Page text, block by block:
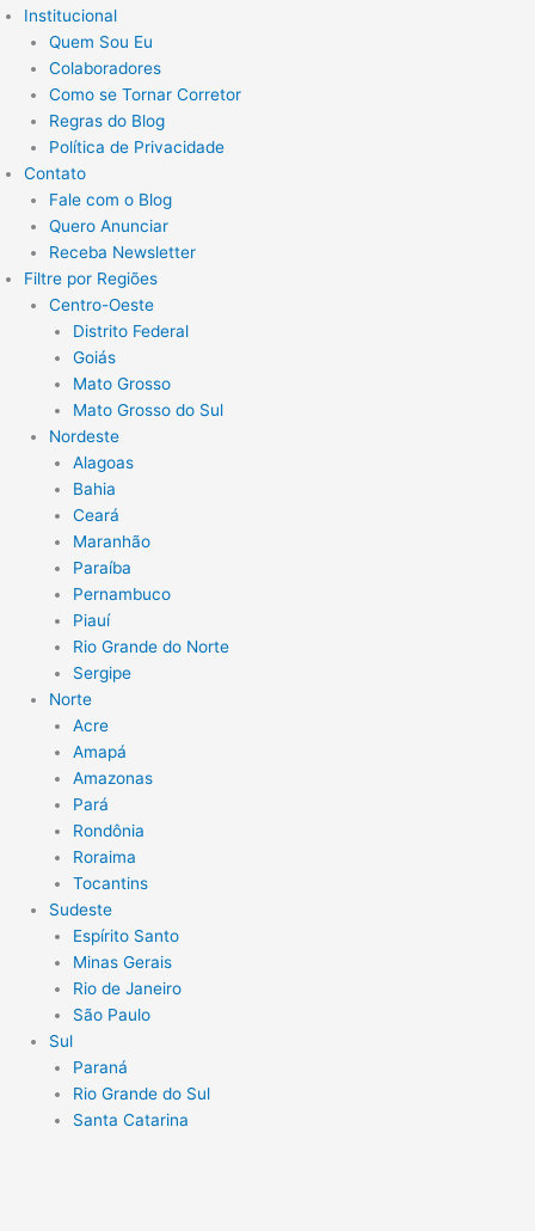
Institucional
Quem Sou Eu
Colaboradores
Como se Tornar Corretor
Regras do Blog
Política de Privacidade
Contato
Fale com o Blog
Quero Anunciar
Receba Newsletter
Filtre por Regiões
Centro-Oeste
Distrito Federal
Goiás
Mato Grosso
Mato Grosso do Sul
Nordeste
Alagoas
Bahia
Ceará
Maranhão
Paraíba
Pernambuco
Piauí
Rio Grande do Norte
Sergipe
Norte
Acre
Amapá
Amazonas
Pará
Rondônia
Roraima
Tocantins
Sudeste
Espírito Santo
Minas Gerais
Rio de Janeiro
São Paulo
Sul
Paraná
Rio Grande do Sul
Santa Catarina